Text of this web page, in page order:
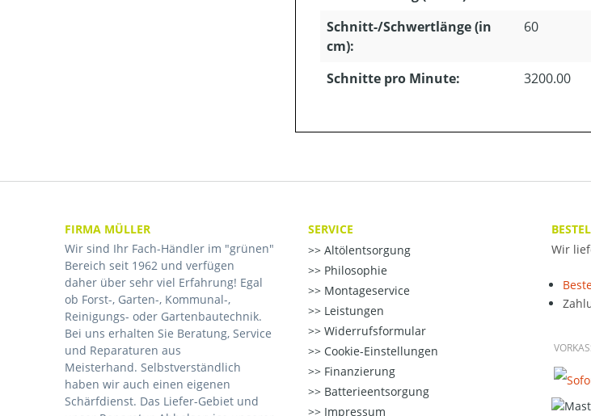
Schnitt-/Schwertlänge (in
cm):
60
Schnitte pro Minute: 3200.00
FIRMA MÜLLER
Wir sind Ihr Fach-Händler im "grünen"
Bereich seit 1962 und verfügen
daher über sehr viel Erfahrung! Egal
ob Forst-, Garten-, Kommunal-,
Reinigungs- oder Gartenbautechnik.
Bei uns erhalten Sie Beratung, Service
und Reparaturen aus
Meisterhand. Selbstverständlich
haben wir auch einen eigenen
Schärfdienst. Das Liefer-Gebiet und
SERVICE
Altölentsorgung
Philosophie
Montageservice
Leistungen
Widerrufsformular
Cookie-Einstellungen
Finanzierung
Batterieentsorgung
Impressum
Wir